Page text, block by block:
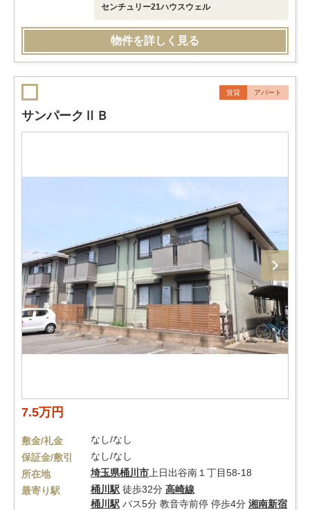
センチュリー21ハウスウェル
物件を詳しく見る
賃貸 アパート
サンパークⅡＢ
7.5万円
敷金/礼金
なし/なし
保証金/敷引
なし/なし
所在地
埼玉県桶川市 上日出谷南１丁目58-18
最寄り駅
桶川駅 徒歩32分 高崎線
桶川駅 バス5分 教音寺前停 停歩4分 湘南新宿